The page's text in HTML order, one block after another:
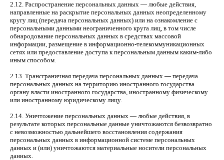
2.12. Распространение персональных данных — любые действия,
направленные на раскрытие персональных данных неопределенному
кругу лиц (передача персональных данных) или на ознакомление с
персональными данными неограниченного круга лиц, в том числе
обнародование персональных данных в средствах массовой
информации, размещение в информационно-телекоммуникационных
сетях или предоставление доступа к персональным данным каким-либо
иным способом.
2.13. Трансграничная передача персональных данных — передача
персональных данных на территорию иностранного государства
органу власти иностранного государства, иностранному физическому
или иностранному юридическому лицу.
2.14. Уничтожение персональных данных — любые действия, в
результате которых персональные данные уничтожаются безвозвратно
с невозможностью дальнейшего восстановления содержания
персональных данных в информационной системе персональных
данных и (или) уничтожаются материальные носители персональных
данных.